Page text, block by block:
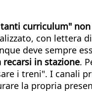
curriculum"
con lettera
deve sempre
in stazione.
i treni". I canali
la propria